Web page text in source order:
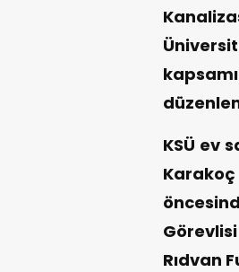
KSÜ ev
Rıdvan